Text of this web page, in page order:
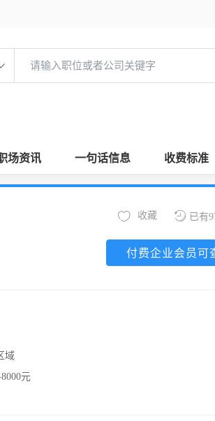
场资讯 一句话信息 收费标准
已有
收藏
付费企业会员可
域
元